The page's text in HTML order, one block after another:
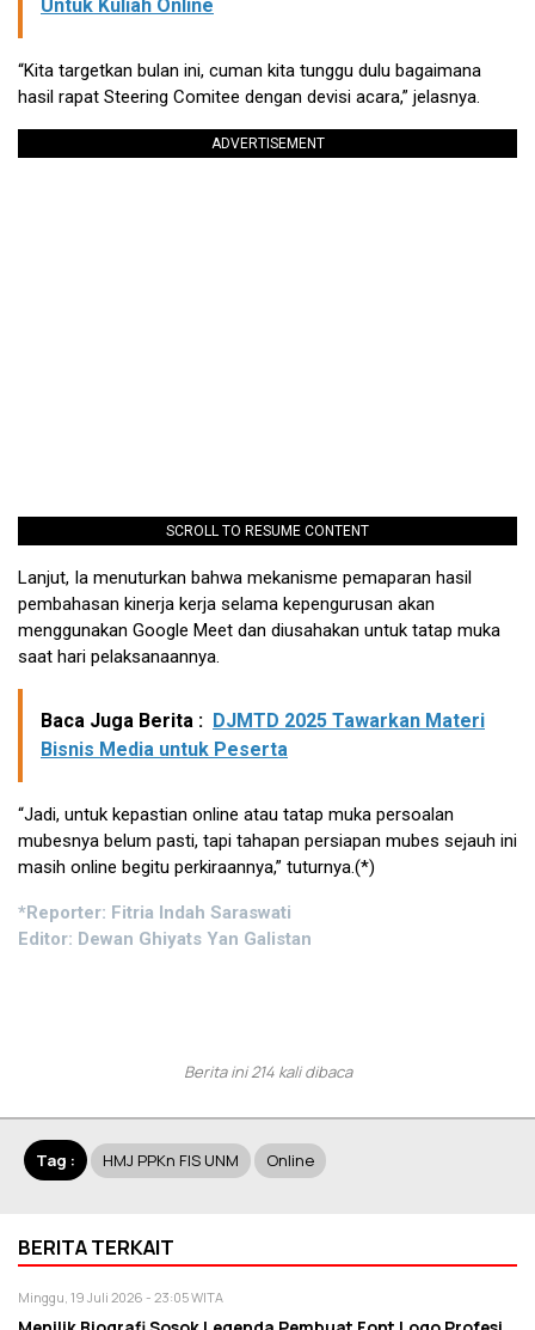
Untuk Kuliah Online
“Kita targetkan bulan ini, cuman kita tunggu dulu bagaimana
hasil rapat Steering Comitee dengan devisi acara,” jelasnya.
ADVERTISEMENT
SCROLL TO RESUME CONTENT
Lanjut, Ia menuturkan bahwa mekanisme pemaparan hasil
pembahasan kinerja kerja selama kepengurusan akan
menggunakan Google Meet dan diusahakan untuk tatap muka
saat hari pelaksanaannya.
Baca Juga Berita : DJMTD 2025 Tawarkan Materi
Bisnis Media untuk Peserta
“Jadi, untuk kepastian online atau tatap muka persoalan
mubesnya belum pasti, tapi tahapan persiapan mubes sejauh ini
masih online begitu perkiraannya,” tuturnya.(*)
*Reporter: Fitria Indah Saraswati
Editor: Dewan Ghiyats Yan Galistan
Berita ini 214 kali dibaca
Tag : HMJ PPKn FIS UNM Online
BERITA TERKAIT
Minggu, 19 Juli 2026 - 23:05 WITA